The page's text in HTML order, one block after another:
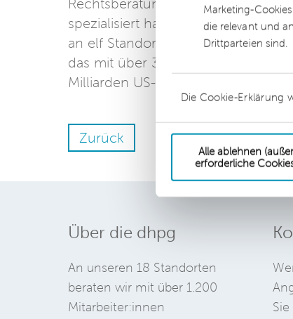
Marketing-
die relevant und
Drittparteien sind.
Die Cookie-Erklärung
Alle ablehnen
erforderliche
Rechtsberatung,
spezialisiert hat. Das
an elf Standorten zu den 15
das mit über 34.500 Mitarbeitern
Milliarden US-Dollar zu den Top
Zurück
Über die dhpg
An unseren 18 Standorten
beraten wir mit über 1.200
Mitarbeiter:innen